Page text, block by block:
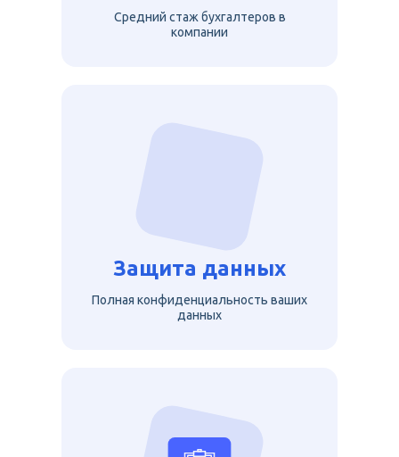
Средний стаж бухгалтеров в
компании
Защита данных
Полная конфиденциальность ваших
данных